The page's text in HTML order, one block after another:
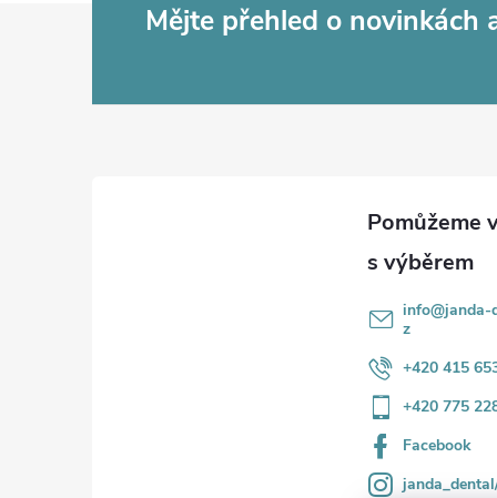
Mějte přehled o novinkách
info@janda-
z
+420 415
+420 775
Facebook